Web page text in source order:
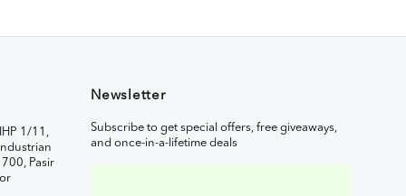
1/11,
Pasir
Newsletter
Subscribe to get special offers, free giveaways,
and once-in-a-lifetime deals